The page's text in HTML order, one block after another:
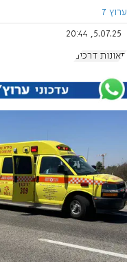
ערוץ 7
5.07.25, 20:44
תאונות דרכים